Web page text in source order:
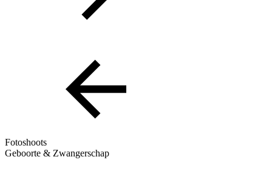
Fotoshoots
Geboorte & Zwangerschap